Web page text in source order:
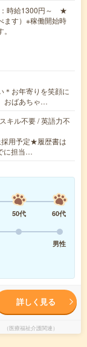
：時給1300円～ ★
ます）※稼働開始時
＊お年寄りを笑顔に
おばあちゃ…
キル不要 / 英語力不
用予定★履歴書は
に担当…
50代
60代
男性
詳しく見る
医療福祉介護関連）